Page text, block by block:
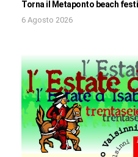
Torna il Metaponto beach
6 Agosto 2026